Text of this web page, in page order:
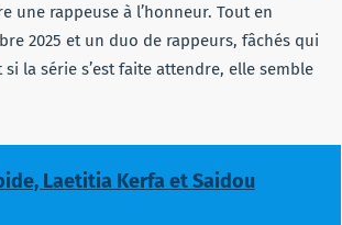
une rappeuse à l’honneur. Tout en
2025 et un duo de rappeurs, fâchés qui
la série s’est faite attendre, elle semble
Laetitia Kerfa et Saidou